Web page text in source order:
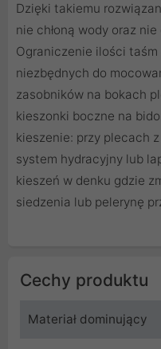
Dzięki takiemu
nie chłoną wody oraz
Ograniczenie ilości
niezbędnych do
zasobników na bokach
kieszonki boczne na
kieszenie: przy plecach
system hydracyjny lub
kieszeń w denku gdzie
siedzenia lub pelerynę
Cechy produktu
Materiał dominujący